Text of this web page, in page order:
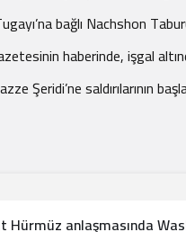
bağlı Nachshon
haberinde, işgal
Şeridi’ne saldırılarının
anlaşmasında